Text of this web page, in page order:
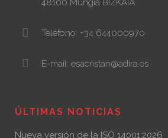
48100 Mungia BIZKAIA
Teléfono: +34 644000970
E-mail: esacristan@adira.es
ÚLTIMAS NOTICIAS
Nueva versión de la ISO 14001:2026